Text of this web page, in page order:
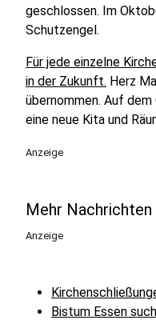
geschlossen. Im
Schutzengel.
Für jede einzelne
in der Zukunft. Herz
übernommen. Auf
eine neue Kita und
Anzeige
Mehr
Anzeige
Bistum Essen